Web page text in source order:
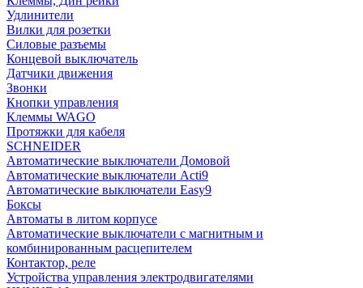
Удлинители
Вилки для розетки
Силовые разъемы
Концевой выключатель
Датчики движения
Звонки
Кнопки управления
Клеммы WAGO
Протяжки для кабеля
SCHNEIDER
Автоматические выключатели Домовой
Автоматические выключатели Acti9
Автоматические выключатели Easy9
Боксы
Автоматы в литом корпусе
Автоматические выключатели с магнитным и
комбинированным расцепителем
Контактор, реле
Устройства управления электродвигателями